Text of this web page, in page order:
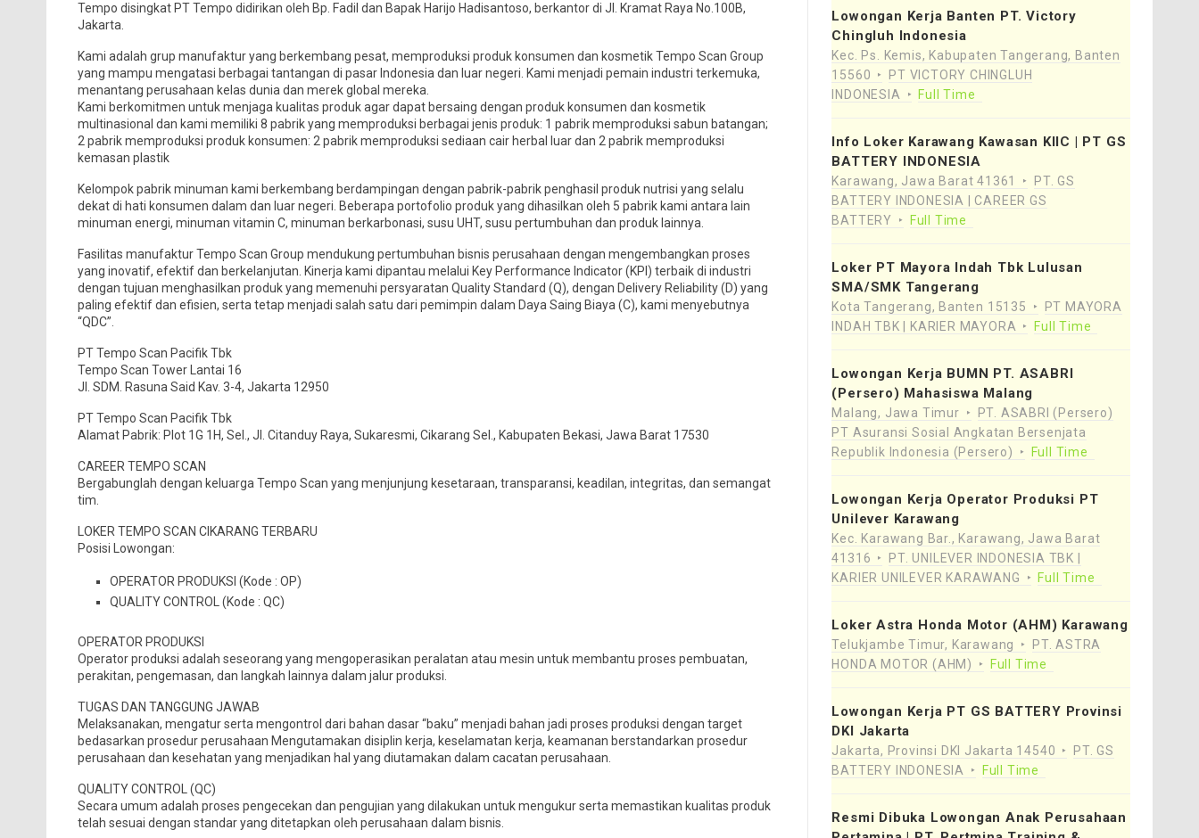
Tempo disingkat PT Tempo didirikan oleh Bp. Fadil dan Bapak Harijo Hadisantoso, berkantor di Jl. Kramat Raya No.100B,
Jakarta.
Kami adalah grup manufaktur yang berkembang pesat, memproduksi produk konsumen dan kosmetik Tempo Scan Group
yang mampu mengatasi berbagai tantangan di pasar Indonesia dan luar negeri. Kami menjadi pemain industri terkemuka,
menantang perusahaan kelas dunia dan merek global mereka.
Kami berkomitmen untuk menjaga kualitas produk agar dapat bersaing dengan produk konsumen dan kosmetik
multinasional dan kami memiliki 8 pabrik yang memproduksi berbagai jenis produk: 1 pabrik memproduksi sabun batangan;
2 pabrik memproduksi produk konsumen: 2 pabrik memproduksi sediaan cair herbal luar dan 2 pabrik memproduksi
kemasan plastik
Kelompok pabrik minuman kami berkembang berdampingan dengan pabrik-pabrik penghasil produk nutrisi yang selalu
dekat di hati konsumen dalam dan luar negeri. Beberapa portofolio produk yang dihasilkan oleh 5 pabrik kami antara lain
minuman energi, minuman vitamin C, minuman berkarbonasi, susu UHT, susu pertumbuhan dan produk lainnya.
Fasilitas manufaktur Tempo Scan Group mendukung pertumbuhan bisnis perusahaan dengan mengembangkan proses
yang inovatif, efektif dan berkelanjutan. Kinerja kami dipantau melalui Key Performance Indicator (KPI) terbaik di industri
dengan tujuan menghasilkan produk yang memenuhi persyaratan Quality Standard (Q), dengan Delivery Reliability (D) yang
paling efektif dan efisien, serta tetap menjadi salah satu dari pemimpin dalam Daya Saing Biaya (C), kami menyebutnya
“QDC”.
PT Tempo Scan Pacifik Tbk
Tempo Scan Tower Lantai 16
Jl. SDM. Rasuna Said Kav. 3-4, Jakarta 12950
PT Tempo Scan Pacifik Tbk
Alamat Pabrik: Plot 1G 1H, Sel., Jl. Citanduy Raya, Sukaresmi, Cikarang Sel., Kabupaten Bekasi, Jawa Barat 17530
CAREER TEMPO SCAN
Bergabunglah dengan keluarga Tempo Scan yang menjunjung kesetaraan, transparansi, keadilan, integritas, dan semangat
tim.
LOKER TEMPO SCAN CIKARANG TERBARU
Posisi Lowongan:
OPERATOR PRODUKSI (Kode : OP)
QUALITY CONTROL (Kode : QC)
OPERATOR PRODUKSI
Operator produksi adalah seseorang yang mengoperasikan peralatan atau mesin untuk membantu proses pembuatan,
perakitan, pengemasan, dan langkah lainnya dalam jalur produksi.
TUGAS DAN TANGGUNG JAWAB
Melaksanakan, mengatur serta mengontrol dari bahan dasar “baku” menjadi bahan jadi proses produksi dengan target
bedasarkan prosedur perusahaan Mengutamakan disiplin kerja, keselamatan kerja, keamanan berstandarkan prosedur
perusahaan dan kesehatan yang menjadikan hal yang diutamakan dalam cacatan perusahaan.
QUALITY CONTROL (QC)
Secara umum adalah proses pengecekan dan pengujian yang dilakukan untuk mengukur serta memastikan kualitas produk
telah sesuai dengan standar yang ditetapkan oleh perusahaan dalam bisnis.
Lowongan Kerja Banten PT. Victory
Chingluh Indonesia
Kec. Ps. Kemis, Kabupaten Tangerang, Banten
15560
PT VICTORY CHINGLUH
INDONESIA
Full Time
Info Loker Karawang Kawasan KIIC | PT GS
BATTERY INDONESIA
Karawang, Jawa Barat 41361
PT. GS
BATTERY INDONESIA | CAREER GS
BATTERY
Full Time
Loker PT Mayora Indah Tbk Lulusan
SMA/SMK Tangerang
Kota Tangerang, Banten 15135
PT MAYORA
INDAH TBK | KARIER MAYORA
Full Time
Lowongan Kerja BUMN PT. ASABRI
(Persero) Mahasiswa Malang
Malang, Jawa Timur
PT. ASABRI (Persero)
PT Asuransi Sosial Angkatan Bersenjata
Republik Indonesia (Persero)
Full Time
Lowongan Kerja Operator Produksi PT
Unilever Karawang
Kec. Karawang Bar., Karawang, Jawa Barat
41316
PT. UNILEVER INDONESIA TBK |
KARIER UNILEVER KARAWANG
Full Time
Loker Astra Honda Motor (AHM) Karawang
Telukjambe Timur, Karawang
PT. ASTRA
HONDA MOTOR (AHM)
Full Time
Lowongan Kerja PT GS BATTERY Provinsi
DKI Jakarta
Jakarta, Provinsi DKI Jakarta 14540
PT. GS
BATTERY INDONESIA
Full Time
Resmi Dibuka Lowongan Anak Perusahaan